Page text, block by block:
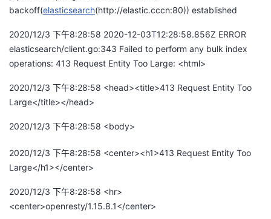
我
博
的
坛
我
圈
子
的
直
我
的
我
发
者
堂
的
课
我
的
我
Programs
的
支
我
的
术
我
云
backoff(elasticsearch(http://elastic.cccn:80)) established
2020/12/3 下午8:28:58 2020-12-03T12:28:58.856Z ERROR
elasticsearch/client.go:343 Failed to perform any bulk index
operations: 413 Request Entity Too Large: <html>
2020/12/3 下午8:28:58 <head><title>413 Request Entity Too
Large</title></head>
2020/12/3 下午8:28:58 <body>
2020/12/3 下午8:28:58 <center><h1>413 Request Entity Too
Large</h1></center>
2020/12/3 下午8:28:58 <hr>
<center>openresty/1.15.8.1</center>